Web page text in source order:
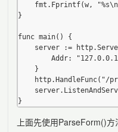
}
func main() {
上面先使用ParseForm()